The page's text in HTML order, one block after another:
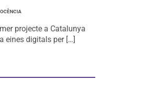
projecte a Catalunya
eines digitals per […]